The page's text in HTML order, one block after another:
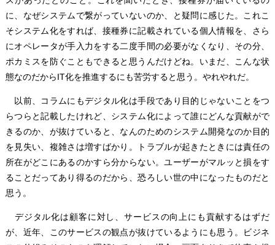
に、なぜシステムで繋がっていないのか、と疑問に感じた。これこ
そシステム化をすれば、接種券に記載されている個人情報を、さら
にオペレータが手入力をする二度手間の必要がなくなり、その分、
ポカミスを防ぐこともできると思うんだけどね。いまだ、こんな状
態なのだからIT化を推進するにも苦労すると思う。やれやれだ。
以前、コラムにもデジタル化は手段であり目的じゃないことをつ
らつらと記載したけれど、システム化によって誰にどんな貢献がで
きるのか、が抜けていると、なんのためのシステム開発なのか目的
を見失い、複雑さは増すばかり。トラブルが起きたときには責任の
所在がどこにあるのかすら分からない。ユーザーがマルッと損をす
ることだってあり得るのだから、恐ろしい世の中になったものだと
思う。
デジタル化は顧客に対し、サービスの向上にも貢献するはずだ
が、近年、このサービスの観点が抜けているようにも思う。ビジネ